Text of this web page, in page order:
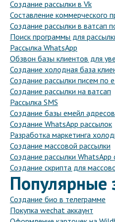
Создание рассылки в Vk
Составление коммерческого
Создание рассылки в ватсап
Поиск программы для
Рассылка WhatsApp
Обзвон базы клиентов для
Создание холодная база
Создание рассылки писем по
Создание рассылки на ватсап
Рассылка SMS
Создание базы емейл адресов
Создание WhatsApp рассылок
Разработка маркетинга
Создание массовой рассылки
Создание рассылки
Создание скрипта для
Популярные
Создание био в телеграмме
Покупка wechat аккаунт